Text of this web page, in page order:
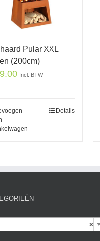
Pular XXL
(200cm)
Incl. BTW
Details
×